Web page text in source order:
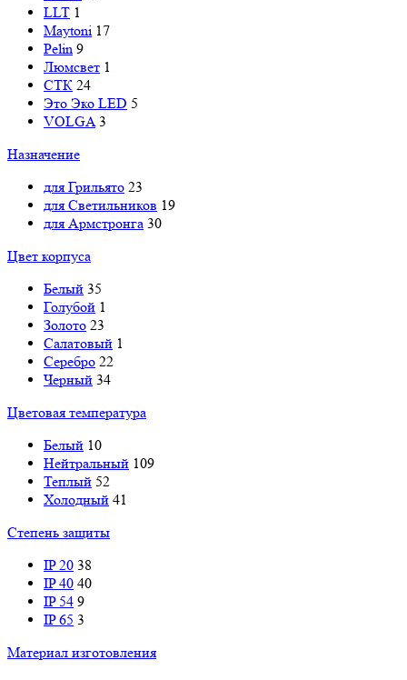
LLT 1
Maytoni 17
Pelin 9
Люмсвет 1
СТК 24
Это Эко LED 5
VOLGA 3
Назначение
для Грильято 23
для Светильников 19
для Армстронга 30
Цвет корпуса
Белый 35
Голубой 1
Золото 23
Салатовый 1
Серебро 22
Черный 34
Цветовая температура
Белый 10
Нейтральный 109
Теплый 52
Холодный 41
Степень защиты
IP 20 38
IP 40 40
IP 54 9
IP 65 3
Материал изготовления